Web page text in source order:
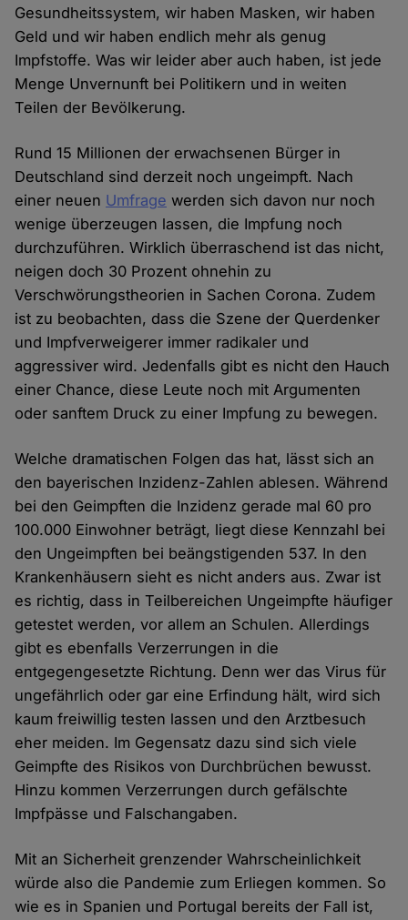
Gesundheitssystem, wir haben Masken, wir haben
Geld und wir haben endlich mehr als genug
Impfstoffe. Was wir leider aber auch haben, ist jede
Menge Unvernunft bei Politikern und in weiten
Teilen der Bevölkerung.
Rund 15 Millionen der erwachsenen Bürger in
Deutschland sind derzeit noch ungeimpft. Nach
einer neuen Umfrage werden sich davon nur noch
wenige überzeugen lassen, die Impfung noch
durchzuführen. Wirklich überraschend ist das nicht,
neigen doch 30 Prozent ohnehin zu
Verschwörungstheorien in Sachen Corona. Zudem
ist zu beobachten, dass die Szene der Querdenker
und Impfverweigerer immer radikaler und
aggressiver wird. Jedenfalls gibt es nicht den Hauch
einer Chance, diese Leute noch mit Argumenten
oder sanftem Druck zu einer Impfung zu bewegen.
Welche dramatischen Folgen das hat, lässt sich an
den bayerischen Inzidenz-Zahlen ablesen. Während
bei den Geimpften die Inzidenz gerade mal 60 pro
100.000 Einwohner beträgt, liegt diese Kennzahl bei
den Ungeimpften bei beängstigenden 537. In den
Krankenhäusern sieht es nicht anders aus. Zwar ist
es richtig, dass in Teilbereichen Ungeimpfte häufiger
getestet werden, vor allem an Schulen. Allerdings
gibt es ebenfalls Verzerrungen in die
entgegengesetzte Richtung. Denn wer das Virus für
ungefährlich oder gar eine Erfindung hält, wird sich
kaum freiwillig testen lassen und den Arztbesuch
eher meiden. Im Gegensatz dazu sind sich viele
Geimpfte des Risikos von Durchbrüchen bewusst.
Hinzu kommen Verzerrungen durch gefälschte
Impfpässe und Falschangaben.
Mit an Sicherheit grenzender Wahrscheinlichkeit
würde also die Pandemie zum Erliegen kommen. So
wie es in Spanien und Portugal bereits der Fall ist,